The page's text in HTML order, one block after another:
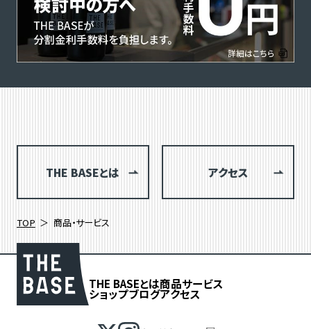
THE BASEとは アクセス
TOP 商品・サービス
THE BASEとは商品サービス
ショップブログアクセス